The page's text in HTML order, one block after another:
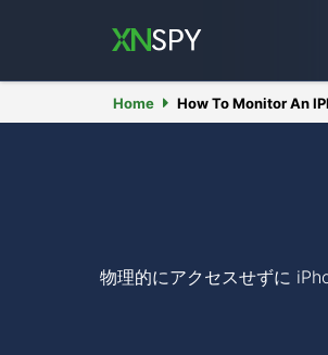
Home How To Monitor An
物理的にアクセスせずに